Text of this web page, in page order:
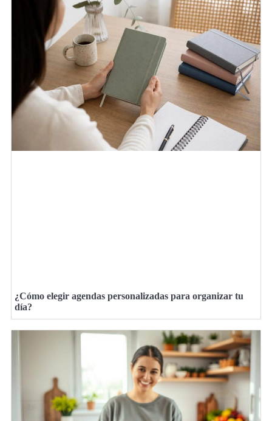
¿Cómo elegir agendas personalizadas para organizar tu
día?